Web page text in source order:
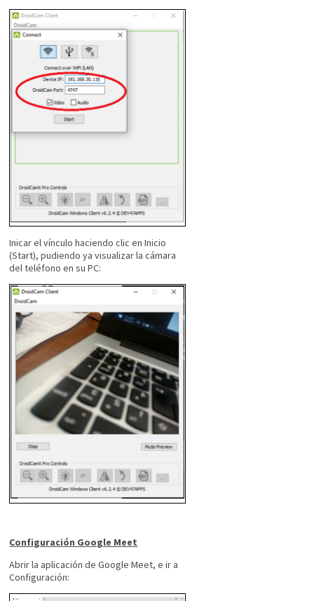
Inicar el vínculo haciendo clic en Inicio
(Start), pudiendo ya visualizar la cámara
del teléfono en su PC:
Configuración Google Meet
Abrir la aplicación de Google Meet, e ir a
Configuración: